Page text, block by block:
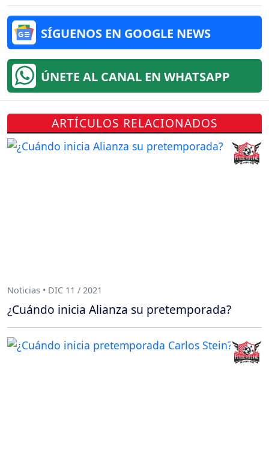
SÍGUENOS EN GOOGLE NEWS
ÚNETE AL CANAL EN WHATSAPP
ARTÍCULOS RELACIONADOS
Noticias • DIC 11 / 2021
¿Cuándo inicia Alianza su pretemporada?